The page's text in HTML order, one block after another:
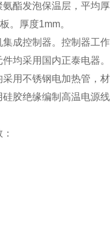
酯发泡保温层，平均厚
。厚度1mm。
成控制器。控制器工
均采用国内正泰电器。
用不锈钢电加热管，材
胶绝缘编制高温电源线